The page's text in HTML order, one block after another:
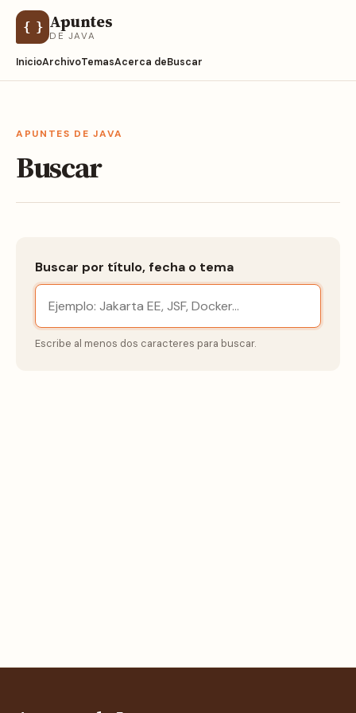
{ } Apuntes
DE JAVA
InicioArchivoTemasAcerca deBuscar
APUNTES DE JAVA
Buscar
Buscar por título, fecha o tema
Escribe al menos dos caracteres para buscar.